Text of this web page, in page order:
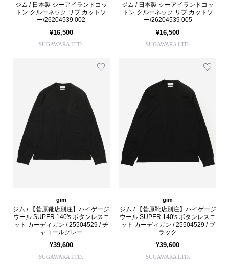
ジム / 日本製 シーアイランドコッ
トン クルーネック リブ カットソ
ー/26204539 002
¥16,500
SUGAWARA LTD.
ジム / 日本製 シーアイランドコッ
トン クルーネック リブ カットソ
ー/26204539 005
¥16,500
SUGAWARA LTD.
gim
ジム / 【菅原靴店別注】ハイゲージ
ウール SUPER 140's ボタンレスニ
ット カーディガン / 25504529 / チ
ャコールグレー
¥39,600
SUGAWARA LTD.
gim
ジム / 【菅原靴店別注】ハイゲージ
ウール SUPER 140's ボタンレスニ
ット カーディガン / 25504529 / ブ
ラック
¥39,600
SUGAWARA LTD.